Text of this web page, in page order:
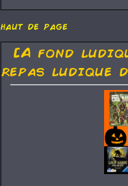
haut de page
[A fond
repas ludique